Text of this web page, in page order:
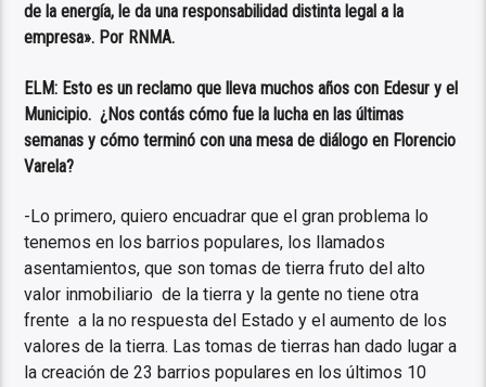
de la energía, le da una responsabilidad distinta legal a la
empresa». Por RNMA.
ELM: Esto es un reclamo que lleva muchos años con Edesur y el
Municipio. ¿Nos contás cómo fue la lucha en las últimas
semanas y cómo terminó con una mesa de diálogo en Florencio
Varela?
-Lo primero, quiero encuadrar que el gran problema lo
tenemos en los barrios populares, los llamados
asentamientos, que son tomas de tierra fruto del alto
valor inmobiliario de la tierra y la gente no tiene otra
frente a la no respuesta del Estado y el aumento de los
valores de la tierra. Las tomas de tierras han dado lugar a
la creación de 23 barrios populares en los últimos 10